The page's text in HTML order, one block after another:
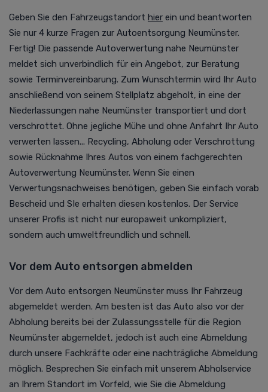
Geben Sie den Fahrzeugstandort hier ein und beantworten
Sie nur 4 kurze Fragen zur Autoentsorgung Neumünster.
Fertig! Die passende Autoverwertung nahe Neumünster
meldet sich unverbindlich für ein Angebot, zur Beratung
sowie Terminvereinbarung. Zum Wunschtermin wird Ihr Auto
anschließend von seinem Stellplatz abgeholt, in eine der
Niederlassungen nahe Neumünster transportiert und dort
verschrottet. Ohne jegliche Mühe und ohne Anfahrt Ihr Auto
verwerten lassen... Recycling, Abholung oder Verschrottung
sowie Rücknahme Ihres Autos von einem fachgerechten
Autoverwertung Neumünster. Wenn Sie einen
Verwertungsnachweises benötigen, geben Sie einfach vorab
Bescheid und SIe erhalten diesen kostenlos. Der Service
unserer Profis ist nicht nur europaweit unkompliziert,
sondern auch umweltfreundlich und schnell.
Vor dem Auto entsorgen abmelden
Vor dem Auto entsorgen Neumünster muss Ihr Fahrzeug
abgemeldet werden. Am besten ist das Auto also vor der
Abholung bereits bei der Zulassungsstelle für die Region
Neumünster abgemeldet, jedoch ist auch eine Abmeldung
durch unsere Fachkräfte oder eine nachträgliche Abmeldung
möglich. Besprechen Sie einfach mit unserem Abholservice
an Ihrem Standort im Vorfeld, wie Sie die Abmeldung